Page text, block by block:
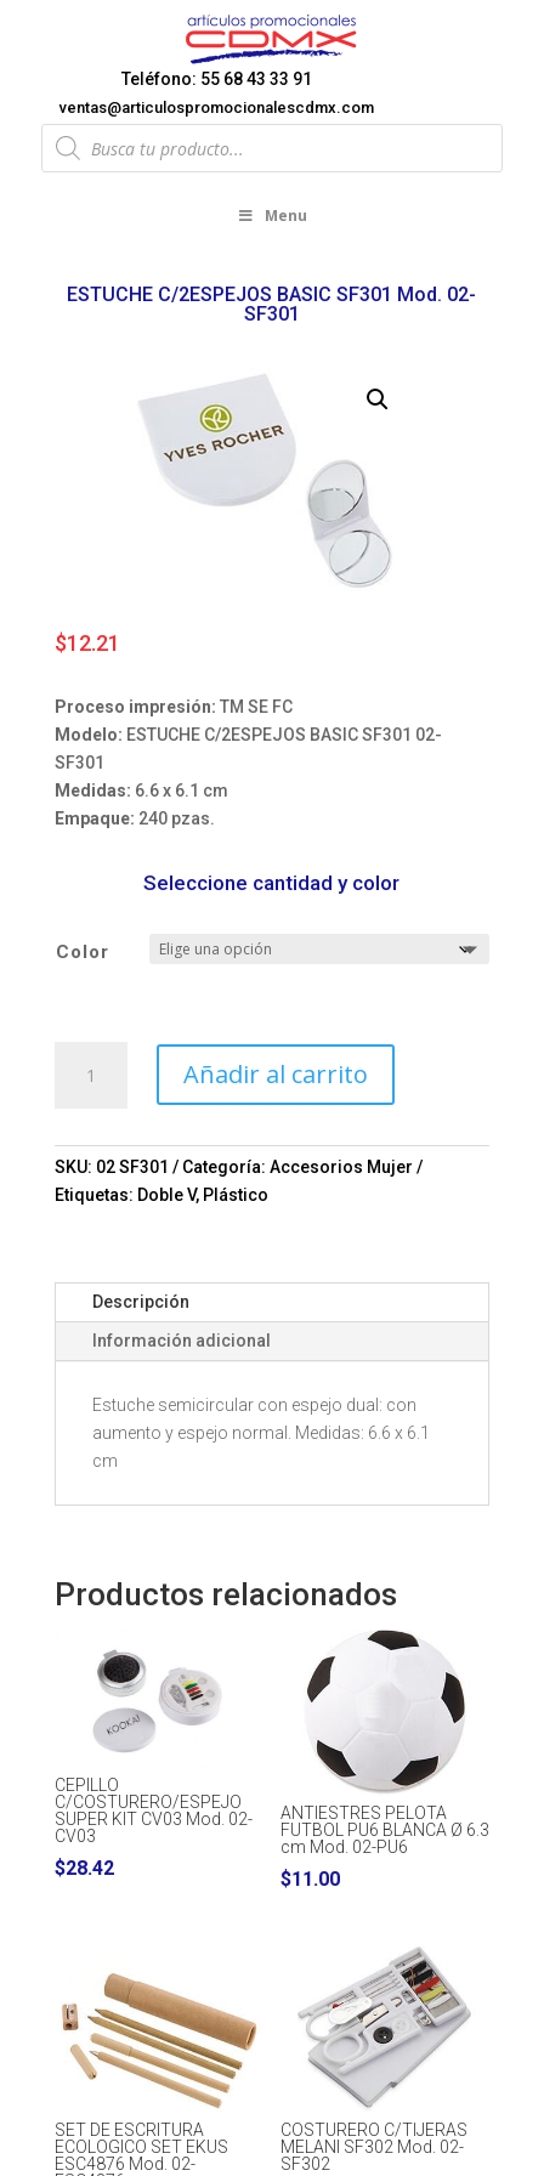
Teléfono: 55 68 43 33 91
ventas@articulospromocionalescdmx.com
Products
search
Menu
ESTUCHE C/2ESPEJOS BASIC SF301 Mod. 02-
SF301
$12.21
Proceso impresión: TM SE FC
Modelo: ESTUCHE C/2ESPEJOS BASIC SF301 02-
SF301
Medidas: 6.6 x 6.1 cm
Empaque: 240 pzas.
Seleccione cantidad y color
Color
C/2ESPEJOS
Mod.
02-
Añadir al carrito
SKU: 02 SF301 Categoría: Accesorios Mujer
Etiquetas: Doble V, Plástico
Descripción
Información adicional
Estuche semicircular con espejo dual: con
aumento y espejo normal. Medidas: 6.6 x 6.1
cm
Productos relacionados
CEPILLO
C/COSTURERO/ESPEJO
SUPER KIT CV03 Mod. 02-
CV03
$28.42
ANTIESTRES PELOTA
FUTBOL PU6 BLANCA Ø 6.3
cm Mod. 02-PU6
$11.00
SET DE ESCRITURA
ECOLOGICO SET EKUS
ESC4876 Mod. 02-
COSTURERO C/TIJERAS
MELANI SF302 Mod. 02-
SF302